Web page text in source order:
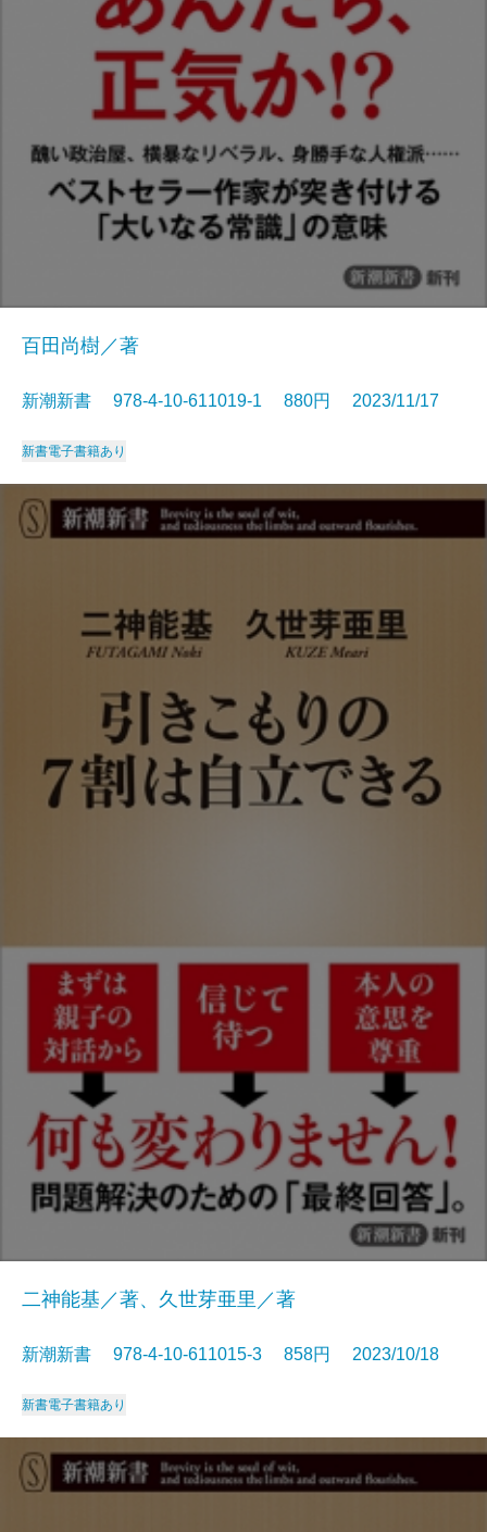
百田尚樹／著
新潮新書 978-4-10-611019-1 880円 2023/11/17
新書電子書籍あり
二神能基／著、久世芽亜里／著
新潮新書 978-4-10-611015-3 858円 2023/10/18
新書電子書籍あり